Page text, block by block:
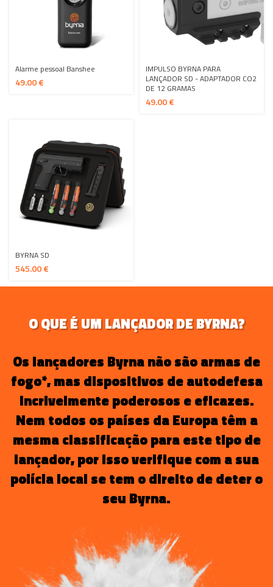
Alarme pessoal Banshee
€
IMPULSO BYRNA PARA
LANÇADOR SD - ADAPTADOR CO2
DE 12 GRAMAS
€
BYRNA SD
€
O QUE É UM LANÇADOR DE BYRNA?
Os lançadores Byrna não são armas de
fogo*, mas dispositivos de autodefesa
incrivelmente poderosos e eficazes.
Nem todos os países da Europa têm a
mesma classificação para este tipo de
lançador, por isso verifique com a sua
polícia local se tem o direito de deter o
seu Byrna.